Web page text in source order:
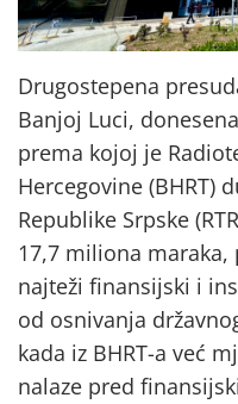
Drugostepena
Banjoj Luci,
prema kojoj je
Hercegovine (BHRT)
Republike Srpske
17,7 miliona
najteži finansijski i
od osnivanja
kada iz BHRT-a već
nalaze pred